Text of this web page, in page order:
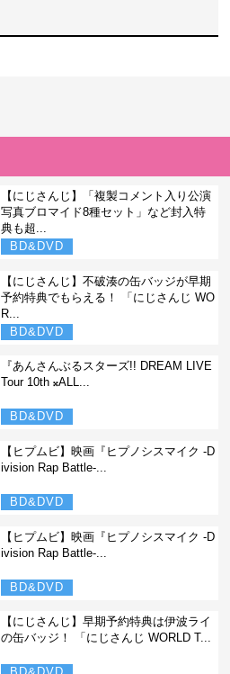
【にじさんじ】「複製コメント入り公演
写真ブロマイド8種セット」など封入特
典も超...
BD&DVD
【にじさんじ】不破湊の缶バッジが早期
予約特典でもらえる！ 「にじさんじ WO
R...
BD&DVD
『あんさんぶるスターズ!! DREAM LIVE
Tour 10th 𝄪ALL...
BD&DVD
【ヒプムビ】映画『ヒプノシスマイク -D
ivision Rap Battle-...
BD&DVD
【ヒプムビ】映画『ヒプノシスマイク -D
ivision Rap Battle-...
BD&DVD
【にじさんじ】早期予約特典は伊波ライ
の缶バッジ！ 「にじさんじ WORLD T...